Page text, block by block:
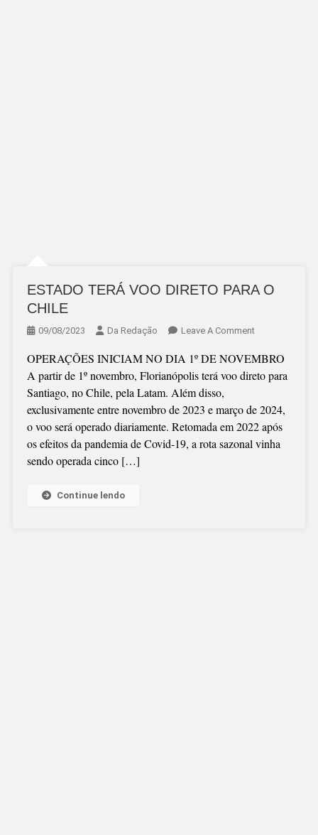
ESTADO TERÁ VOO DIRETO PARA O
CHILE
09/08/2023 Da Redação Leave A CommentOn
TERÁ
VOO
PARA
O
CHILE
OPERAÇÕES INICIAM NO DIA 1º DE NOVEMBRO
A partir de 1º novembro, Florianópolis terá voo direto para
Santiago, no Chile, pela Latam. Além disso,
exclusivamente entre novembro de 2023 e março de 2024,
o voo será operado diariamente. Retomada em 2022 após
os efeitos da pandemia de Covid-19, a rota sazonal vinha
sendo operada cinco […]
Continue lendo